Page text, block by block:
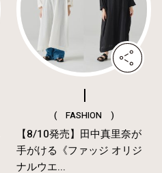
( FASHION )
【8/10発売】田中真里奈が
手がける《ファッジ オリジ
ナルウエ...